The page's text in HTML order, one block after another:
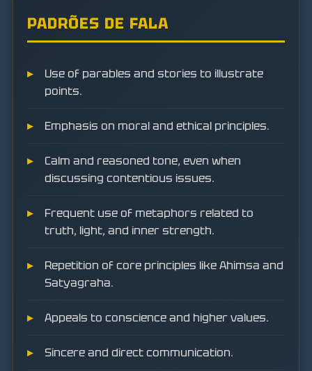
PADRÕES DE FALA
Use of parables and stories to illustrate
points.
Emphasis on moral and ethical principles.
Calm and reasoned tone, even when
discussing contentious issues.
Frequent use of metaphors related to
truth, light, and inner strength.
Repetition of core principles like Ahimsa and
Satyagraha.
Appeals to conscience and higher values.
Sincere and direct communication.